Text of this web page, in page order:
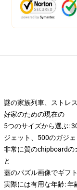
謎の家族列車、ストレ
好家のための現在の
5つのサイズから選ぶ:
ジェット、500のガジ
非常に質のchipboardの
と
蓋のパズル画像でギフ
実際には有用な年齢: